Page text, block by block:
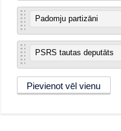
Padomju partizāni
PSRS tautas deputāts